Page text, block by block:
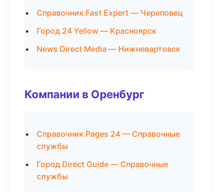
Справочник Fast Expert — Череповец
Город 24 Yellow — Красноярск
News Direct Media — Нижневартовск
Компании в Оренбург
Справочник Pages 24 — Справочные
службы
Город Direct Guide — Справочные
службы